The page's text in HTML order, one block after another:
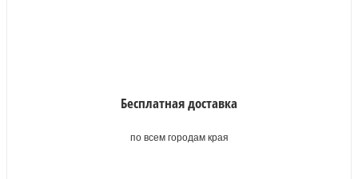
Бесплатная доставка
по всем городам края